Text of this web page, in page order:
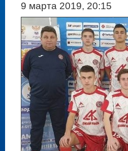
9 марта 2019, 20:15